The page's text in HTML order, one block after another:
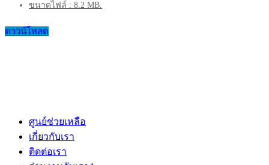
ขนาดไฟล์ : 8.2 MB.
ดาวน์โหลด
ศูนย์ช่วยเหลือ
เกี่ยวกับเรา
ติดต่อเรา